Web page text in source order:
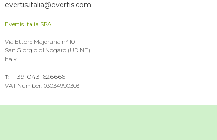
evertis.italia@evertis.com
Evertis Italia SPA
Via Ettore Majorana n° 10
San Giorgio di Nogaro (UDINE)
Italy
T: + 39 0431626666
VAT Number: 03034990303